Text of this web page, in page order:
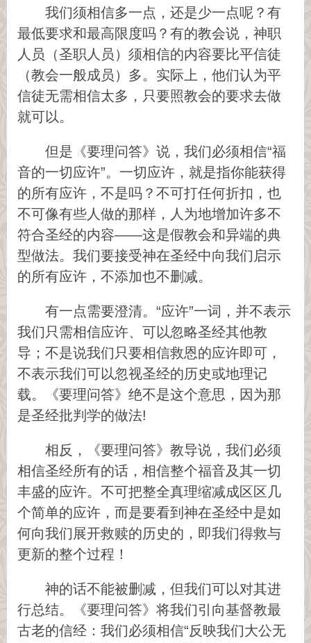
我们须相信多一点，还是少一点呢？有
最低要求和最高限度吗？有的教会说，神职
人员（圣职人员）须相信的内容要比平信徒
（教会一般成员）多。实际上，他们认为平
信徒无需相信太多，只要照教会的要求去做
就可以。
但是《要理问答》说，我们必须相信“福
音的一切应许”。一切应许，就是指你能获得
的所有应许，不是吗？不可打任何折扣，也
不可像有些人做的那样，人为地增加许多不
符合圣经的内容——这是假教会和异端的典
型做法。我们要接受神在圣经中向我们启示
的所有应许，不添加也不删减。
有一点需要澄清。“应许”一词，并不表示
我们只需相信应许、可以忽略圣经其他教
导；不是说我们只要相信救恩的应许即可，
不表示我们可以忽视圣经的历史或地理记
载。《要理问答》绝不是这个意思，因为那
是圣经批判学的做法!
相反，《要理问答》教导说，我们必须
相信圣经所有的话，相信整个福音及其一切
丰盛的应许。不可把整全真理缩减成区区几
个简单的应许，而是要看到神在圣经中是如
何向我们展开救赎的历史的，即我们得救与
更新的整个过程！
神的话不能被删减，但我们可以对其进
行总结。《要理问答》将我们引向基督教最
古老的信经：我们必须相信“反映我们大公无